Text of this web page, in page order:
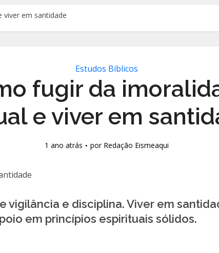
viver em santidade
Estudos Bíblicos
fugir da
e viver em
1 ano atrás por Redação Eismeaqui
vigilância e disciplina. Viver em
em princípios espirituais sólidos.